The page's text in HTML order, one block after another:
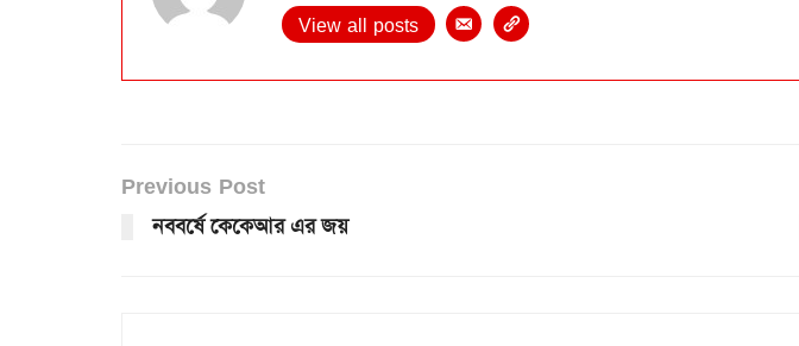
View all posts
Previous Post
নববর্ষে কেকেআর এর জয়